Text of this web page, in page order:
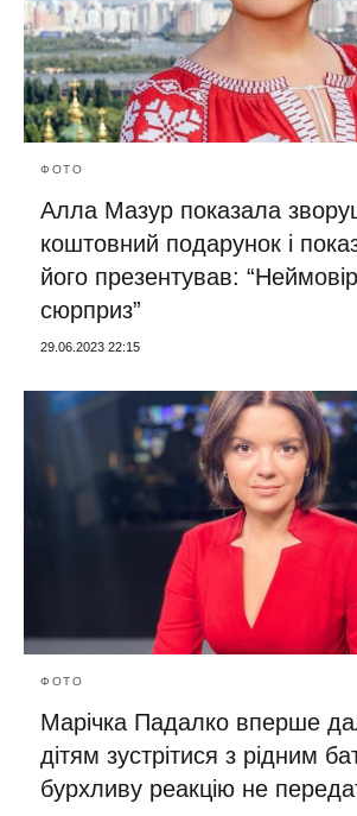
ФОТО
Алла Мазур показала
коштовний подарунок і
його презентував:
сюрприз”
29.06.2023 22:15
ФОТО
Марічка Падалко вперше
дітям зустрітися з рідним
бурхливу реакцію не